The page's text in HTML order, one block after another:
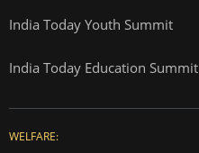
India Today Youth Summit
India Today Education Summit
WELFARE: